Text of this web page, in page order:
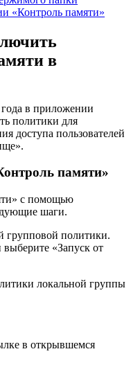
«Контроль памяти»
в
в приложении
политики для
доступа пользователей
памяти»
с помощью
шаги.
групповой политики.
«Запуск от
локальной группы
в открывшемся